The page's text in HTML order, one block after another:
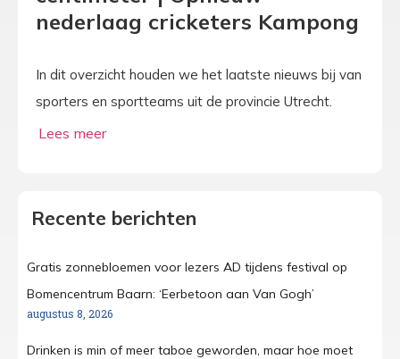
nederlaag cricketers Kampong
In dit overzicht houden we het laatste nieuws bij van
sporters en sportteams uit de provincie Utrecht.
Recente berichten
Gratis zonnebloemen voor lezers AD tijdens festival op
Bomencentrum Baarn: ‘Eerbetoon aan Van Gogh’
augustus 8, 2026
Drinken is min of meer taboe geworden, maar hoe moet